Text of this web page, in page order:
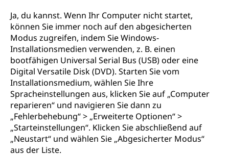
Ja, du kannst. Wenn Ihr Computer nicht startet,
können Sie immer noch auf den abgesicherten
Modus zugreifen, indem Sie Windows-
Installationsmedien verwenden, z. B. einen
bootfähigen Universal Serial Bus (USB) oder eine
Digital Versatile Disk (DVD). Starten Sie vom
Installationsmedium, wählen Sie Ihre
Spracheinstellungen aus, klicken Sie auf „Computer
reparieren“ und navigieren Sie dann zu
„Fehlerbehebung“ > „Erweiterte Optionen“ >
„Starteinstellungen“. Klicken Sie abschließend auf
„Neustart“ und wählen Sie „Abgesicherter Modus“
aus der Liste.